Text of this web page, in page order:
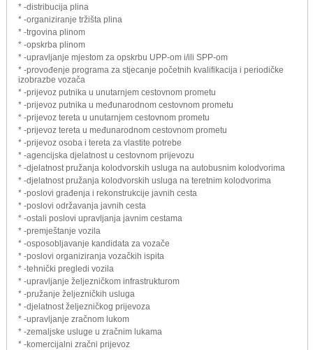
* -distribucija plina
* -organiziranje tržišta plina
* -trgovina plinom
* -opskrba plinom
* -upravljanje mjestom za opskrbu UPP-om i/ili SPP-om
* -provođenje programa za stjecanje početnih kvalifikacija i periodičke
izobrazbe vozača
* -prijevoz putnika u unutarnjem cestovnom prometu
* -prijevoz putnika u međunarodnom cestovnom prometu
* -prijevoz tereta u unutarnjem cestovnom prometu
* -prijevoz tereta u međunarodnom cestovnom prometu
* -prijevoz osoba i tereta za vlastite potrebe
* -agencijska djelatnost u cestovnom prijevozu
* -djelatnost pružanja kolodvorskih usluga na autobusnim kolodvorima
* -djelatnost pružanja kolodvorskih usluga na teretnim kolodvorima
* -poslovi građenja i rekonstrukcije javnih cesta
* -poslovi održavanja javnih cesta
* -ostali poslovi upravljanja javnim cestama
* -premještanje vozila
* -osposobljavanje kandidata za vozače
* -poslovi organiziranja vozačkih ispita
* -tehnički pregledi vozila
* -upravljanje željezničkom infrastrukturom
* -pružanje željezničkih usluga
* -djelatnost željezničkog prijevoza
* -upravljanje zračnom lukom
* -zemaljske usluge u zračnim lukama
* -komercijalni zračni prijevoz